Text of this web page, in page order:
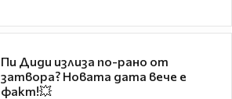
Пи Диди излиза по-рано от
затвора? Новата дата вече е
факт!💥